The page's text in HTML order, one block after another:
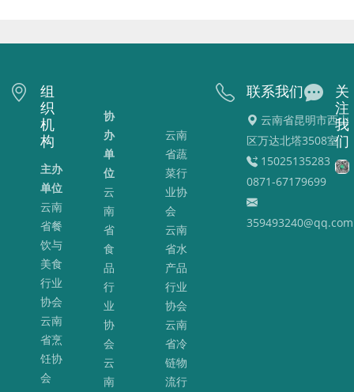
组
织
机
构
主办
单位
云南
省餐
饮与
美食
行业
协会
云南
省烹
饪协
会
协
办
单
位
云
南
省
食
品
行
业
协
会
云
南
云南
省蔬
菜行
业协
会
云南
省水
产品
行业
协会
云南
省冷
链物
流行
联系我们
云南省昆明市西山
区万达北塔3508室
15025135283 、
0871-67179699
359493240@qq.com
关
注
我
们